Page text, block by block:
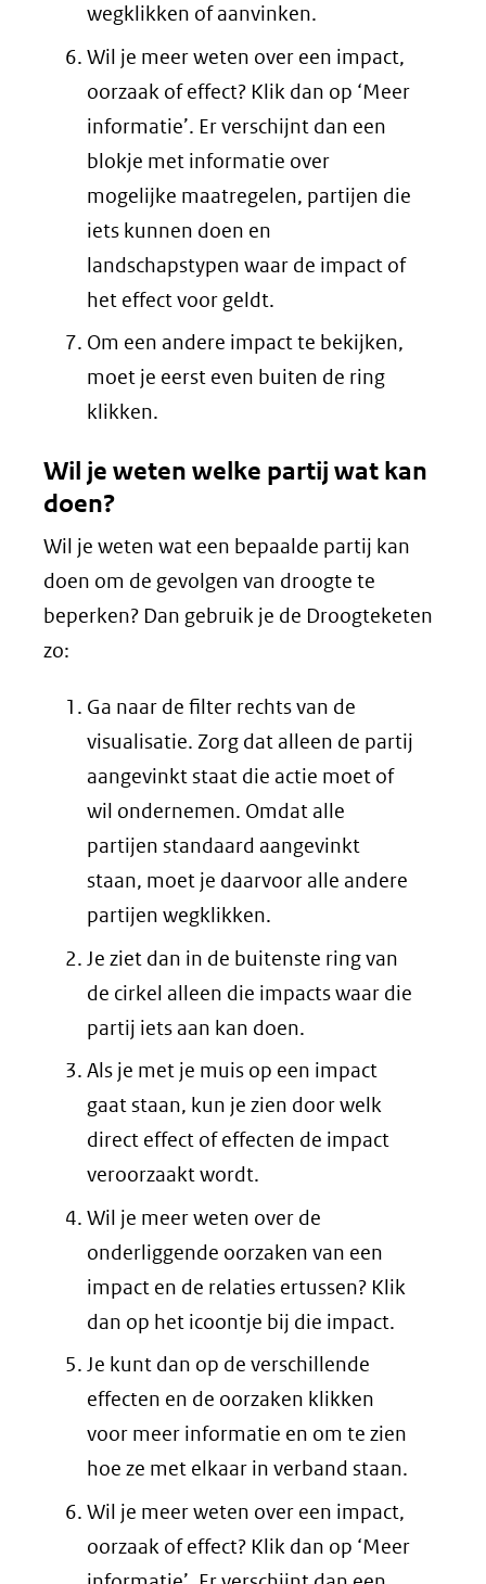
wegklikken of aanvinken.
Wil je meer weten over een impact,
oorzaak of effect? Klik dan op ‘Meer
informatie’. Er verschijnt dan een
blokje met informatie over
mogelijke maatregelen, partijen die
iets kunnen doen en
landschapstypen waar de impact of
het effect voor geldt.
Om een andere impact te bekijken,
moet je eerst even buiten de ring
klikken.
Wil je weten welke partij wat kan
doen?
Wil je weten wat een bepaalde partij kan
doen om de gevolgen van droogte te
beperken? Dan gebruik je de Droogteketen
zo:
Ga naar de filter rechts van de
visualisatie. Zorg dat alleen de partij
aangevinkt staat die actie moet of
wil ondernemen. Omdat alle
partijen standaard aangevinkt
staan, moet je daarvoor alle andere
partijen wegklikken.
Je ziet dan in de buitenste ring van
de cirkel alleen die impacts waar die
partij iets aan kan doen.
Als je met je muis op een impact
gaat staan, kun je zien door welk
direct effect of effecten de impact
veroorzaakt wordt.
Wil je meer weten over de
onderliggende oorzaken van een
impact en de relaties ertussen? Klik
dan op het icoontje bij die impact.
Je kunt dan op de verschillende
effecten en de oorzaken klikken
voor meer informatie en om te zien
hoe ze met elkaar in verband staan.
Wil je meer weten over een impact,
oorzaak of effect? Klik dan op ‘Meer